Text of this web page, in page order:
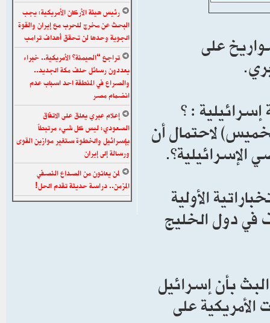
على
: ”
لاحتمال أن
الإسرائيلية”.
الأولية
في دول الخليج
بأن إسرائيل
على
رئيس هيئة الأركان الأمريكية: يجب
البحث عن مخرج للحرب مع إيران والقوة
الجوية وحدها لن تحقق أهداف ترامب
تراجع “الهيمنة” الأمريكية.. خبراء
يعددون رسائل حلف مكة الجديد..
والصراع في المنطقة احد اسباب عدم
انضمام مصر
إعلام عبري يعلق على الاتفاق
السعودي: ليس كل شيء مرتبطاً
بإسرائيل والخطوة ستغير موازين القوى
ورسالة إلى إيران
لمن يعانون من الصداع النصفي
المزمن.. دراسة حديثة تقدم الحل!